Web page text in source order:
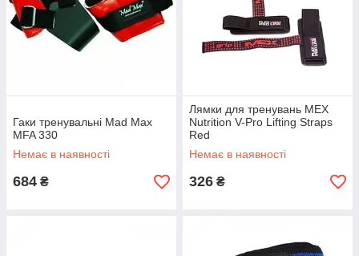
Гаки тренувальні Mad Max
MFA 330
Немає в наявності
684 ₴
Лямки для тренувань MEX
Nutrition V-Pro Lifting Straps
Red
Немає в наявності
326 ₴